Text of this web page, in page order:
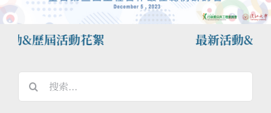
動&歷屆活動花絮 最新活動&歷